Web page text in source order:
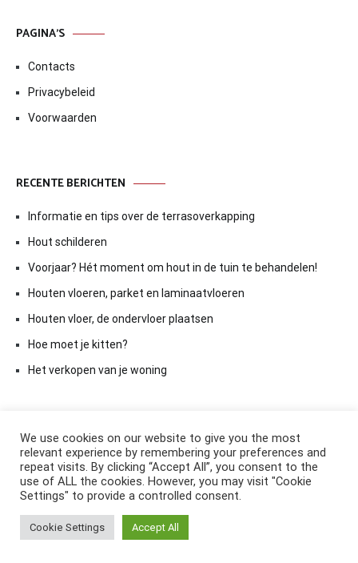
PAGINA’S
Contacts
Privacybeleid
Voorwaarden
RECENTE BERICHTEN
Informatie en tips over de terrasoverkapping
Hout schilderen
Voorjaar? Hét moment om hout in de tuin te behandelen!
Houten vloeren, parket en laminaatvloeren
Houten vloer, de ondervloer plaatsen
Hoe moet je kitten?
Het verkopen van je woning
Copyright © 2026ElkAntwoord.com
Cenoteby ThemeGrill. Aangedreven door
We use cookies on our website to give you the most
relevant experience by remembering your preferences and
repeat visits. By clicking “Accept All”, you consent to the
use of ALL the cookies. However, you may visit "Cookie
Settings" to provide a controlled consent.
Cookie Settings Accept All